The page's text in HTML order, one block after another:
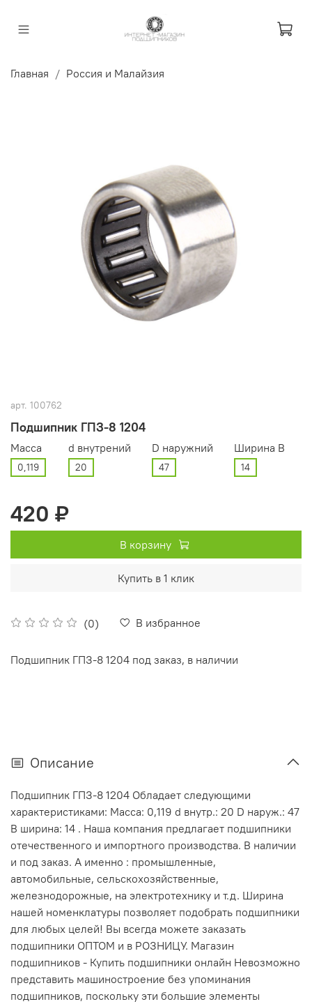
Главная Россия и Малайзия
арт. 100762
Подшипник ГПЗ-8 1204
(0) В избранное
Масса
0,119
d внутрений
20
D наружний
47
Ширина В
14
420 ₽
В корзину
Купить в 1 клик
Подшипник ГПЗ-8 1204 под заказ, в наличии
Описание
Подшипник ГПЗ-8 1204 Обладает следующими
характеристиками: Масса: 0,119 d внутр.: 20 D наруж.: 47
В ширина: 14 . Наша компания предлагает подшипники
отечественного и импортного производства. В наличии
и под заказ. А именно : промышленные,
автомобильные, сельскохозяйственные,
железнодорожные, на электротехнику и т.д. Ширина
нашей номенклатуры позволяет подобрать подшипники
для любых целей! Вы всегда можете заказать
подшипники ОПТОМ и в РОЗНИЦУ. Магазин
подшипников - Купить подшипники онлайн Невозможно
представить машиностроение без упоминания
подшипников, поскольку эти большие элементы